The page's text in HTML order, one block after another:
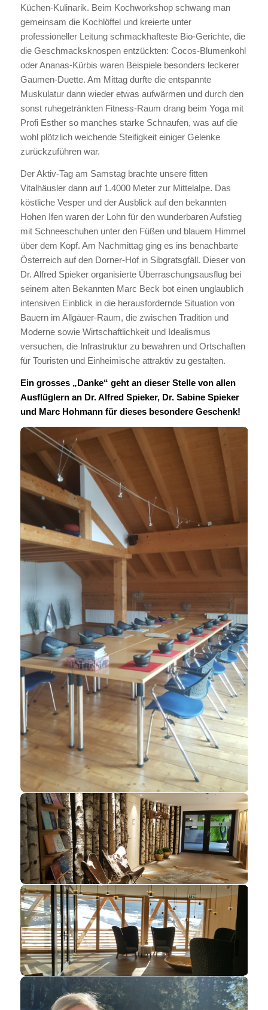
Küchen-Kulinarik. Beim Kochworkshop schwang man
gemeinsam die Kochlöffel und kreierte unter
professioneller Leitung schmackhafteste Bio-Gerichte, die
die Geschmacksknospen entzückten: Cocos-Blumenkohl
oder Ananas-Kürbis waren Beispiele besonders leckerer
Gaumen-Duette. Am Mittag durfte die entspannte
Muskulatur dann wieder etwas aufwärmen und durch den
sonst ruhegetränkten Fitness-Raum drang beim Yoga mit
Profi Esther so manches starke Schnaufen, was auf die
wohl plötzlich weichende Steifigkeit einiger Gelenke
zurückzuführen war.
Der Aktiv-Tag am Samstag brachte unsere fitten
Vitalhäusler dann auf 1.4000 Meter zur Mittelalpe. Das
köstliche Vesper und der Ausblick auf den bekannten
Hohen Ifen waren der Lohn für den wunderbaren Aufstieg
mit Schneeschuhen unter den Füßen und blauem Himmel
über dem Kopf. Am Nachmittag ging es ins benachbarte
Österreich auf den Dorner-Hof in Sibgratsgfäll. Dieser von
Dr. Alfred Spieker organisierte Überraschungsausflug bei
seinem alten Bekannten Marc Beck bot einen unglaublich
intensiven Einblick in die herausfordernde Situation von
Bauern im Allgäuer-Raum, die zwischen Tradition und
Moderne sowie Wirtschaftlichkeit und Idealismus
versuchen, die Infrastruktur zu bewahren und Ortschaften
für Touristen und Einheimische attraktiv zu gestalten.
Ein grosses „Danke“ geht an dieser Stelle von allen
Ausflüglern an Dr. Alfred Spieker, Dr. Sabine Spieker
und Marc Hohmann für dieses besondere Geschenk!